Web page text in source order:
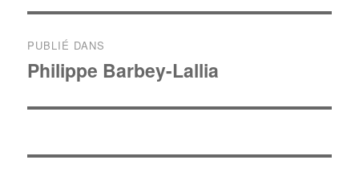
e
r
t
a
g
de
PUBLIÉ DANS
Philippe Barbey-Lallia